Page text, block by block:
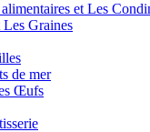
et Les
Graines
de mer
Œufs